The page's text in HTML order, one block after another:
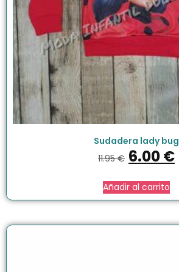
Sudadera lady bug
11.95€ 6.00€
Añadir al carrito